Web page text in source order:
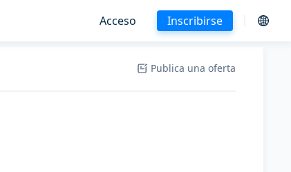
Acceso Inscribirse
Publica una oferta